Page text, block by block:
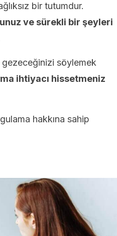
bir tutumdur.
ve sürekli bir şeyleri
söylemek
ihtiyacı hissetmeniz
hakkına sahip